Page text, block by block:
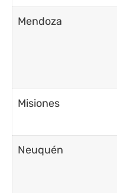
Mendoza
Misiones
Neuquén